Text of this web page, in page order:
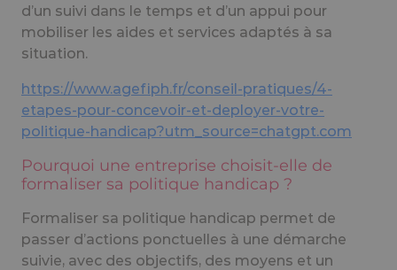
d’un suivi dans le temps et d’un appui pour
mobiliser les aides et services adaptés à sa
situation.
https://www.agefiph.fr/conseil-pratiques/4-
etapes-pour-concevoir-et-deployer-votre-
politique-handicap?utm_source=chatgpt.com
Pourquoi une entreprise choisit-elle de
formaliser sa politique handicap ?
Formaliser sa politique handicap permet de
passer d’actions ponctuelles à une démarche
suivie, avec des objectifs, des moyens et un